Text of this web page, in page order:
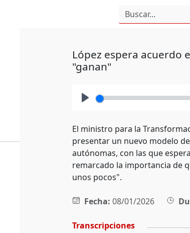
López espera acuerdo
"ganan"
El ministro para la
presentar un nuevo modelo
autónomas, con las que
remarcado la importancia de
unos pocos".
Fecha: 08/01/2026
Transcripciones